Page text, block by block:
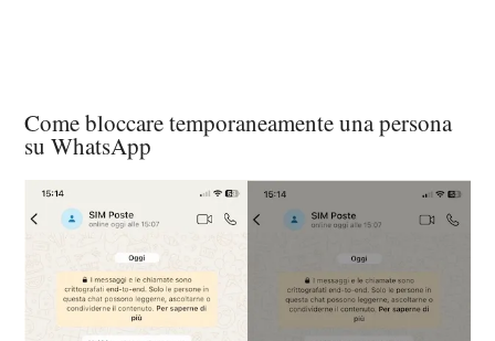
Come bloccare temporaneamente una persona
su WhatsApp